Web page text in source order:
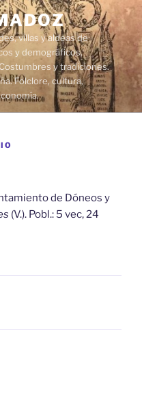
villas y aldeas de
y demográficos.
y tradiciones.
Folclore, cultura,
de Dóneos y
(V.). Pobl.: 5 vec, 24